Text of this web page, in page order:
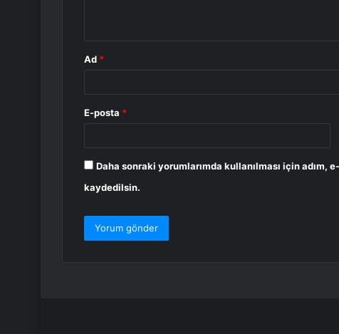
Ad *
E-posta *
Daha sonraki yorumlarımda kullanılması için adım,
kaydedilsin.